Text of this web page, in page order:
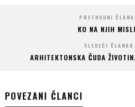
PRETHODNI
KO NA NJIH
SLEDEĆI ČLANAK
ARHITEKTONSKA ČUDA
POVEZANI ČLANCI